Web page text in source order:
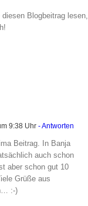
Blogbeitrag lesen,
9:38 Uhr - Antworten
Beitrag. In Banja
auch schon
aber schon gut 10
Grüße aus
:-)